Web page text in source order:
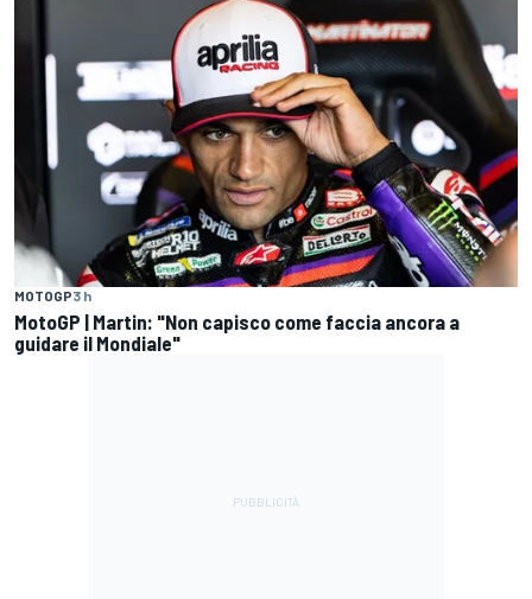
MOTOGP3 h
MotoGP | Martin: "Non capisco come faccia ancora a
guidare il Mondiale"